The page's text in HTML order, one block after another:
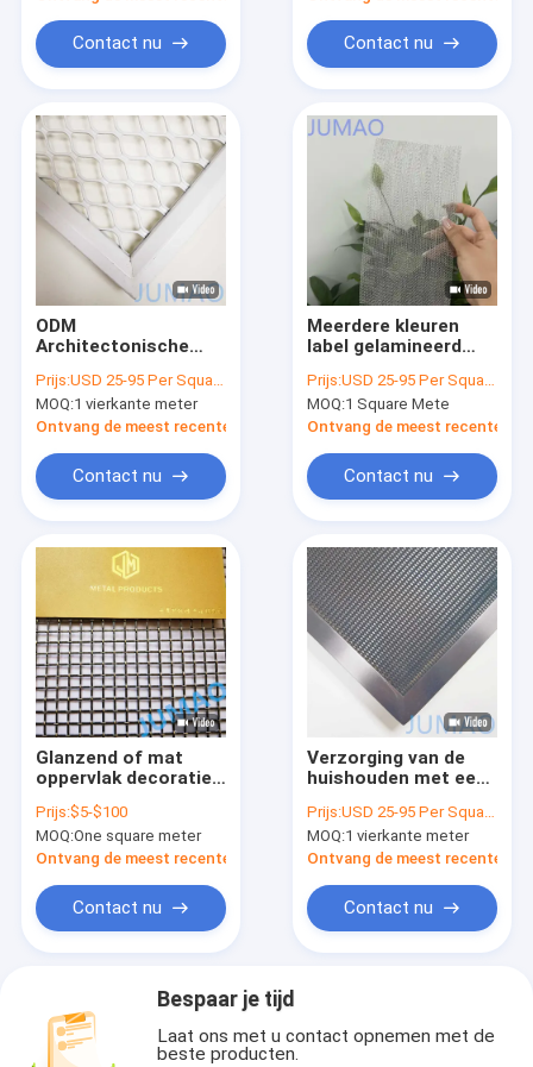
Contact nu Contact nu
ODM
Architectonische
mesh panelen voor
gebouw gevels
Prijs:USD 25-95 Per Square Meter
MOQ:1 vierkante meter
Ontvang de meest recente Prijs
Contact nu
Meerdere kleuren
label gelamineerd
scherm met 1-3 mm
panel dikte
Prijs:USD 25-95 Per Square Meter
MOQ:1 Square Mete
Ontvang de meest recente
Contact nu
Glanzend of mat
oppervlak decoratief
gekrimpte weefsel
Prijs:$5-$100
MOQ:One square meter
Ontvang de meest recente Prijs
Contact nu
Verzorging van de
huishouden met een
hoeveelheid water
Prijs:USD 25-95 Per Square Meter
MOQ:1 vierkante meter
Ontvang de meest recente
Contact nu
Bespaar je tijd
Laat ons met u contact opnemen met de
beste producten.